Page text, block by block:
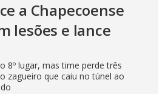
a Chapecoense
lesões e lance
8º lugar, mas time perde três
zagueiro que caiu no túnel ao